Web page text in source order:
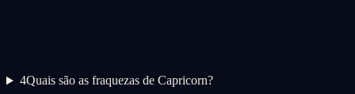
4Quais são as fraquezas de Capricorn?